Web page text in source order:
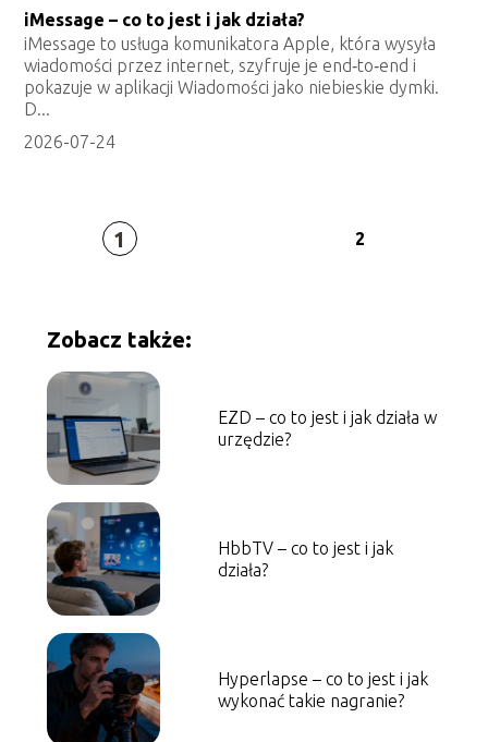
iMessage – co to jest i jak działa?
iMessage to usługa komunikatora Apple, która wysyła
wiadomości przez internet, szyfruje je end‑to‑end i
pokazuje w aplikacji Wiadomości jako niebieskie dymki.
D...
2026-07-24
1 2
Zobacz także:
EZD – co to jest i jak działa w
urzędzie?
HbbTV – co to jest i jak
działa?
Hyperlapse – co to jest i jak
wykonać takie nagranie?